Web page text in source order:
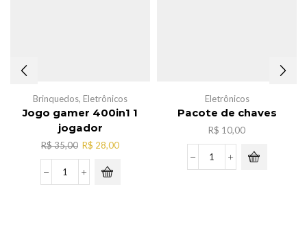
Brinquedos, Eletrônicos
Jogo gamer 400in1 1
jogador
R$35,00 O
preço
original
era:
R$ 28,00O
Jogo
Eletrônicos
Pacote de chaves
R$ 10,00
Pacote